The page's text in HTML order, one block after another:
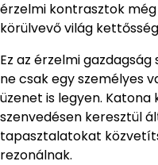
érzelmi kontrasztok
körülvevő világ
Ez az érzelmi gazdagság
ne csak egy személyes
üzenet is legyen.
szenvedésen keresztül
tapasztalatokat
rezonálnak.